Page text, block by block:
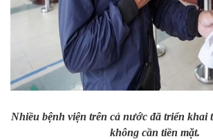
Nhiều bệnh viện trên cả nước đã triển khai
không cần tiền mặt.